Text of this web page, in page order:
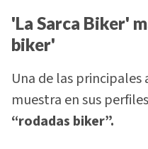
'La Sarca Biker'
biker'
Una de las principales
muestra en sus
“rodadas biker”.